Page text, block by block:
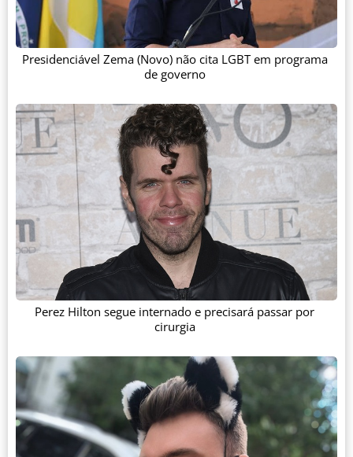
Presidenciável Zema (Novo) não cita LGBT em programa
de governo
Perez Hilton segue internado e precisará passar por
cirurgia